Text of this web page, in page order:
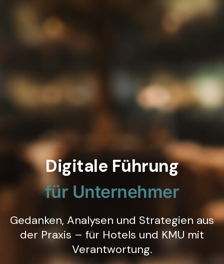
Digitale Führung
für Unternehmer
Gedanken, Analysen und Strategien aus
der Praxis – für Hotels und KMU mit
Verantwortung.